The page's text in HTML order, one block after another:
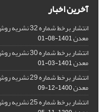
آخرین اخبار
انتشار برخط
معدن1401-08-01
انتشار برخط
معدن1401-03-01
انتشار برخط
معدن1400-12-09
انتشار برخط